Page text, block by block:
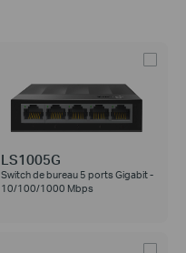
LS1005G
Switch de bureau 5 ports Gigabit -
10/100/1000 Mbps